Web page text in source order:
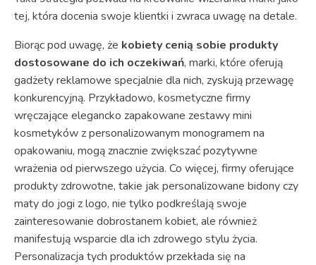
tej, która docenia swoje klientki i zwraca uwagę na detale.
Biorąc pod uwagę, że kobiety cenią sobie produkty
dostosowane do ich oczekiwań, marki, które oferują
gadżety reklamowe specjalnie dla nich, zyskują przewagę
konkurencyjną. Przykładowo, kosmetyczne firmy
wręczające elegancko zapakowane zestawy mini
kosmetyków z personalizowanym monogramem na
opakowaniu, mogą znacznie zwiększać pozytywne
wrażenia od pierwszego użycia. Co więcej, firmy oferujące
produkty zdrowotne, takie jak personalizowane bidony czy
maty do jogi z logo, nie tylko podkreślają swoje
zainteresowanie dobrostanem kobiet, ale również
manifestują wsparcie dla ich zdrowego stylu życia.
Personalizacja tych produktów przekłada się na